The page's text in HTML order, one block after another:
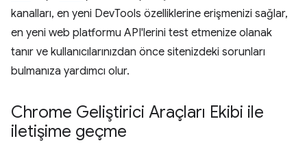
kanalları, en yeni DevTools özelliklerine erişmenizi sağlar,
en yeni web platformu API'lerini test etmenize olanak
tanır ve kullanıcılarınızdan önce sitenizdeki sorunları
bulmanıza yardımcı olur.
Chrome Geliştirici Araçları Ekibi ile
iletişime geçme